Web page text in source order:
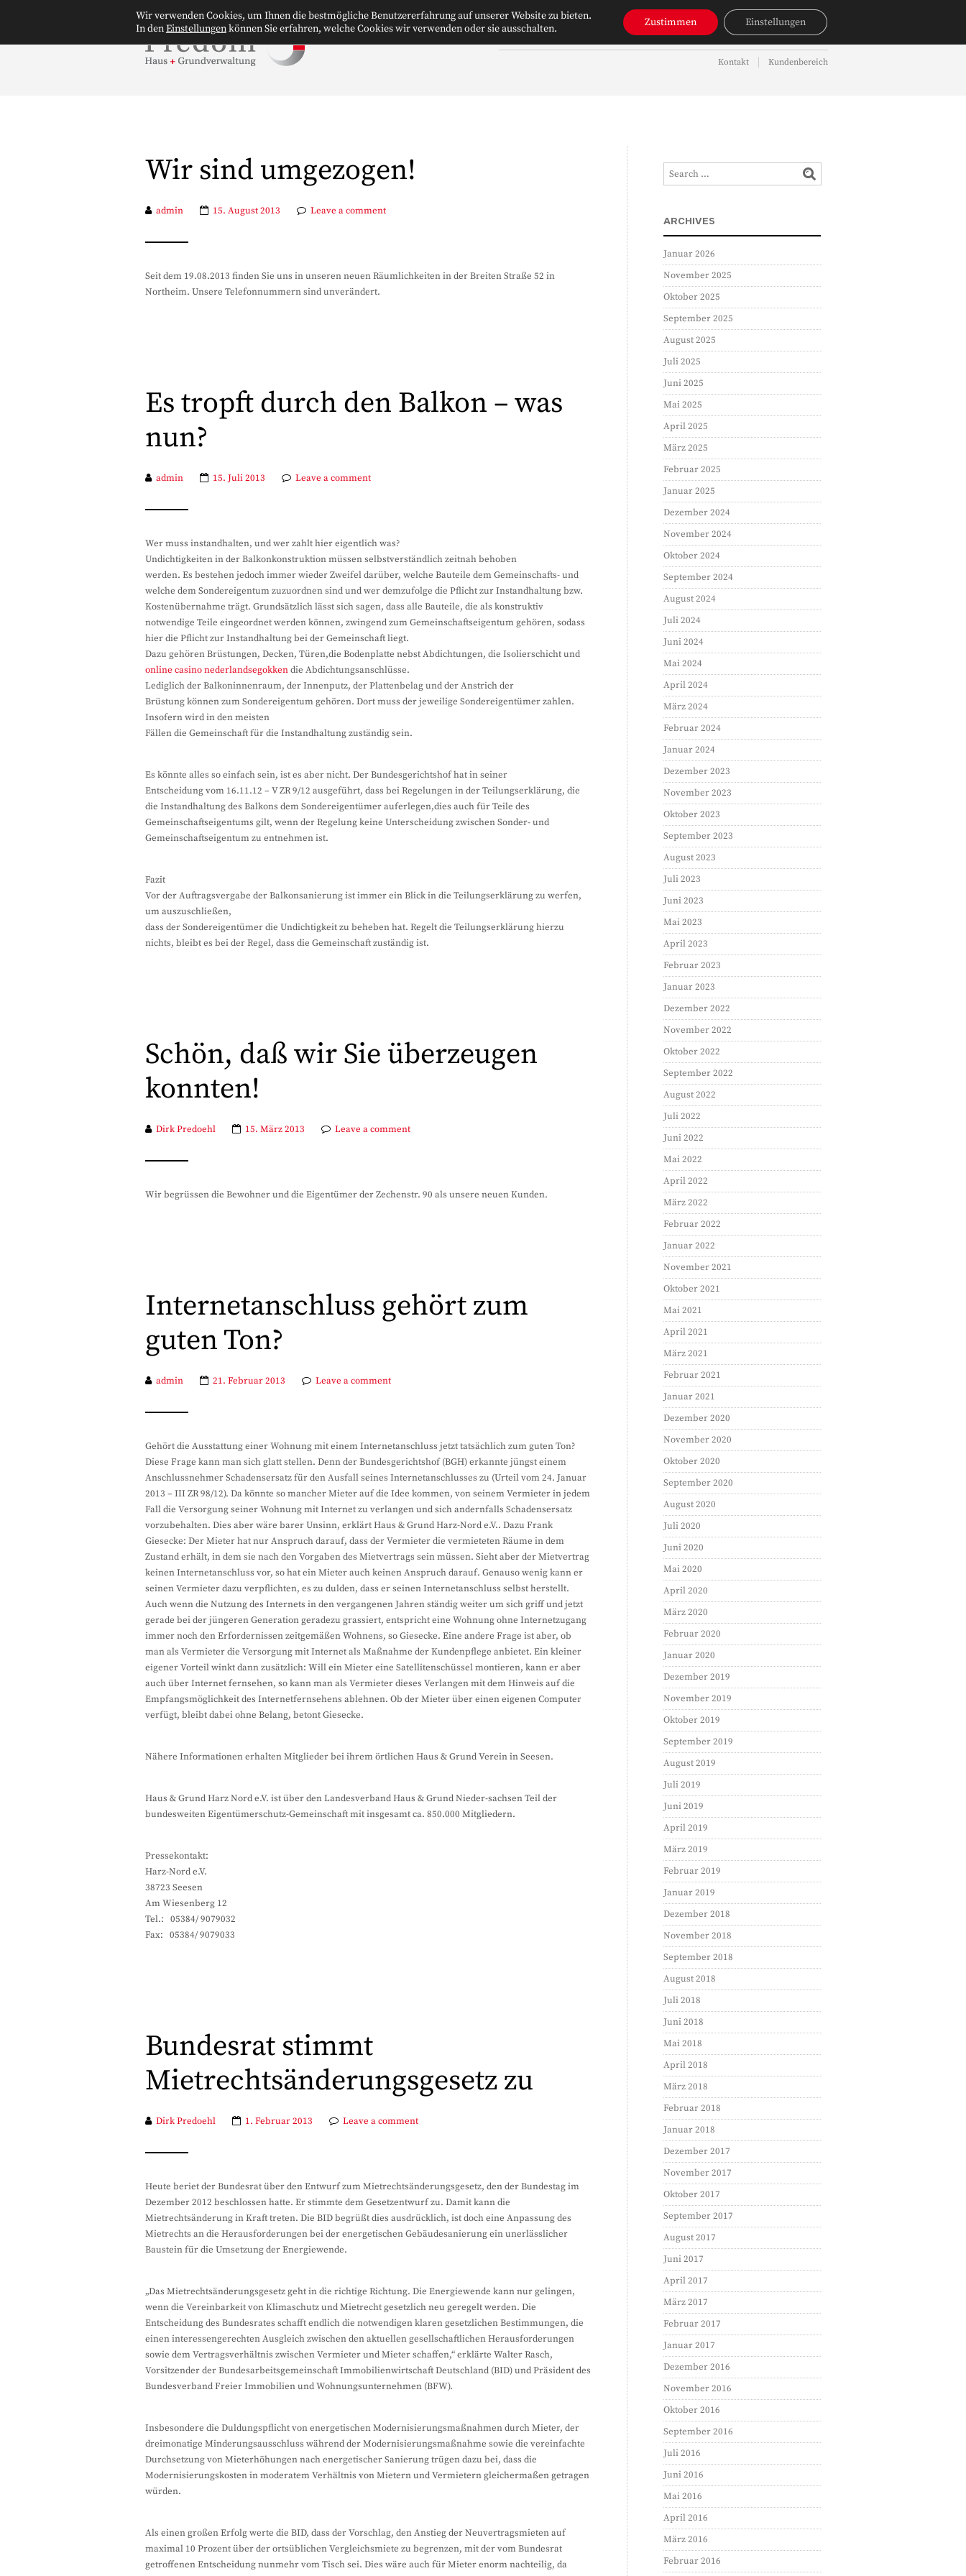
ÜBER UNS OBJEKTSUCHE AKTUELLES
Kontakt Kundenbereich
Wir sind umgezogen!
admin 15. August 2013 Leave a comment
Seit dem 19.08.2013 finden Sie uns in unseren neuen Räumlichkeiten in der Breiten Straße 52 in
Northeim. Unsere Telefonnummern sind unverändert.
Es tropft durch den Balkon – was
nun?
admin 15. Juli 2013 Leave a comment
Wer muss instandhalten, und wer zahlt hier eigentlich was?
Undichtigkeiten in der Balkonkonstruktion müssen selbstverständlich zeitnah behoben
werden. Es bestehen jedoch immer wieder Zweifel darüber, welche Bauteile dem Gemeinschafts- und
welche dem Sondereigentum zuzuordnen sind und wer demzufolge die Pflicht zur Instandhaltung bzw.
Kostenübernahme trägt. Grundsätzlich lässt sich sagen, dass alle Bauteile, die als konstruktiv
notwendige Teile eingeordnet werden können, zwingend zum Gemeinschaftseigentum gehören, sodass
hier die Pflicht zur Instandhaltung bei der Gemeinschaft liegt.
Dazu gehören Brüstungen, Decken, Türen,die Bodenplatte nebst Abdichtungen, die Isolierschicht und
online casino nederlandsegokkendie Abdichtungsanschlüsse.
Lediglich der Balkoninnenraum, der Innenputz, der Plattenbelag und der Anstrich der
Brüstung können zum Sondereigentum gehören. Dort muss der jeweilige Sondereigentümer zahlen.
Insofern wird in den meisten
Fällen die Gemeinschaft für die Instandhaltung zuständig sein.
Es könnte alles so einfach sein, ist es aber nicht. Der Bundesgerichtshof hat in seiner
Entscheidung vom 16.11.12 – V ZR 9/12 ausgeführt, dass bei Regelungen in der Teilungserklärung, die
die Instandhaltung des Balkons dem Sondereigentümer auferlegen,dies auch für Teile des
Gemeinschaftseigentums gilt, wenn der Regelung keine Unterscheidung zwischen Sonder- und
Gemeinschaftseigentum zu entnehmen ist.
Fazit
Vor der Auftragsvergabe der Balkonsanierung ist immer ein Blick in die Teilungserklärung zu werfen,
um auszuschließen,
dass der Sondereigentümer die Undichtigkeit zu beheben hat. Regelt die Teilungserklärung hierzu
nichts, bleibt es bei der Regel, dass die Gemeinschaft zuständig ist.
Schön, daß wir Sie überzeugen
konnten!
Dirk Predoehl 15. März 2013 Leave a comment
Wir begrüssen die Bewohner und die Eigentümer der Zechenstr. 90 als unsere neuen Kunden.
Internetanschluss gehört zum
guten Ton?
admin 21. Februar 2013 Leave a comment
Gehört die Ausstattung einer Wohnung mit einem Internetanschluss jetzt tatsächlich zum guten Ton?
Diese Frage kann man sich glatt stellen. Denn der Bundesgerichtshof (BGH) erkannte jüngst einem
Anschlussnehmer Schadensersatz für den Ausfall seines Internetanschlusses zu (Urteil vom 24. Januar
2013 – III ZR 98/12). Da könnte so mancher Mieter auf die Idee kommen, von seinem Vermieter in jedem
Fall die Versorgung seiner Wohnung mit Internet zu verlangen und sich andernfalls Schadensersatz
vorzubehalten. Dies aber wäre barer Unsinn, erklärt Haus & Grund Harz-Nord e.V.. Dazu Frank
Giesecke: Der Mieter hat nur Anspruch darauf, dass der Vermieter die vermieteten Räume in dem
Zustand erhält, in dem sie nach den Vorgaben des Mietvertrags sein müssen. Sieht aber der Mietvertrag
keinen Internetanschluss vor, so hat ein Mieter auch keinen Anspruch darauf. Genauso wenig kann er
seinen Vermieter dazu verpflichten, es zu dulden, dass er seinen Internetanschluss selbst herstellt.
Auch wenn die Nutzung des Internets in den vergangenen Jahren ständig weiter um sich griff und jetzt
gerade bei der jüngeren Generation geradezu grassiert, entspricht eine Wohnung ohne Internetzugang
immer noch den Erfordernissen zeitgemäßen Wohnens, so Giesecke. Eine andere Frage ist aber, ob
man als Vermieter die Versorgung mit Internet als Maßnahme der Kundenpflege anbietet. Ein kleiner
eigener Vorteil winkt dann zusätzlich: Will ein Mieter eine Satellitenschüssel montieren, kann er aber
auch über Internet fernsehen, so kann man als Vermieter dieses Verlangen mit dem Hinweis auf die
Empfangsmöglichkeit des Internetfernsehens ablehnen. Ob der Mieter über einen eigenen Computer
verfügt, bleibt dabei ohne Belang, betont Giesecke.
Nähere Informationen erhalten Mitglieder bei ihrem örtlichen Haus & Grund Verein in Seesen.
Haus & Grund Harz Nord e.V. ist über den Landesverband Haus & Grund Nieder-sachsen Teil der
bundesweiten Eigentümerschutz-Gemeinschaft mit insgesamt ca. 850.000 Mitgliedern.
Pressekontakt:
Harz-Nord e.V.
38723 Seesen
Am Wiesenberg 12
Tel.: 05384/ 9079032
Fax: 05384/ 9079033
Bundesrat stimmt
Mietrechtsänderungsgesetz zu
Dirk Predoehl 1. Februar 2013 Leave a comment
Heute beriet der Bundesrat über den Entwurf zum Mietrechtsänderungsgesetz, den der Bundestag im
Dezember 2012 beschlossen hatte. Er stimmte dem Gesetzentwurf zu. Damit kann die
Mietrechtsänderung in Kraft treten. Die BID begrüßt dies ausdrücklich, ist doch eine Anpassung des
Mietrechts an die Herausforderungen bei der energetischen Gebäudesanierung ein unerlässlicher
Baustein für die Umsetzung der Energiewende.
„Das Mietrechtsänderungsgesetz geht in die richtige Richtung. Die Energiewende kann nur gelingen,
wenn die Vereinbarkeit von Klimaschutz und Mietrecht gesetzlich neu geregelt werden. Die
Entscheidung des Bundesrates schafft endlich die notwendigen klaren gesetzlichen Bestimmungen, die
einen interessengerechten Ausgleich zwischen den aktuellen gesellschaftlichen Herausforderungen
sowie dem Vertragsverhältnis zwischen Vermieter und Mieter schaffen,“ erklärte Walter Rasch,
Vorsitzender der Bundesarbeitsgemeinschaft Immobilienwirtschaft Deutschland (BID) und Präsident des
Bundesverband Freier Immobilien und Wohnungsunternehmen (BFW).
Insbesondere die Duldungspflicht von energetischen Modernisierungsmaßnahmen durch Mieter, der
dreimonatige Minderungsausschluss während der Modernisierungsmaßnahme sowie die vereinfachte
Durchsetzung von Mieterhöhungen nach energetischer Sanierung trügen dazu bei, dass die
Modernisierungskosten in moderatem Verhältnis von Mietern und Vermietern gleichermaßen getragen
würden.
Als einen großen Erfolg werte die BID, dass der Vorschlag, den Anstieg der Neuvertragsmieten auf
maximal 10 Prozent über der ortsüblichen Vergleichsmiete zu begrenzen, mit der vom Bundesrat
getroffenen Entscheidung nunmehr vom Tisch sei. Dies wäre auch für Mieter enorm nachteilig, da
ARCHIVES
Januar 2026
November 2025
Oktober 2025
September 2025
August 2025
Juli 2025
Juni 2025
Mai 2025
April 2025
März 2025
Februar 2025
Januar 2025
Dezember 2024
November 2024
Oktober 2024
September 2024
August 2024
Juli 2024
Juni 2024
Mai 2024
April 2024
März 2024
Februar 2024
Januar 2024
Dezember 2023
November 2023
Oktober 2023
September 2023
August 2023
Juli 2023
Juni 2023
Mai 2023
April 2023
Februar 2023
Januar 2023
Dezember 2022
November 2022
Oktober 2022
September 2022
August 2022
Juli 2022
Juni 2022
Mai 2022
April 2022
März 2022
Februar 2022
Januar 2022
November 2021
Oktober 2021
Mai 2021
April 2021
März 2021
Februar 2021
Januar 2021
Dezember 2020
November 2020
Oktober 2020
September 2020
August 2020
Juli 2020
Juni 2020
Mai 2020
April 2020
März 2020
Februar 2020
Januar 2020
Dezember 2019
November 2019
Oktober 2019
September 2019
August 2019
Juli 2019
Juni 2019
April 2019
März 2019
Februar 2019
Januar 2019
Dezember 2018
November 2018
September 2018
August 2018
Juli 2018
Juni 2018
Mai 2018
April 2018
März 2018
Februar 2018
Januar 2018
Dezember 2017
November 2017
Oktober 2017
September 2017
August 2017
Juni 2017
April 2017
März 2017
Februar 2017
Januar 2017
Dezember 2016
November 2016
Oktober 2016
September 2016
Juli 2016
Juni 2016
Mai 2016
April 2016
März 2016
Februar 2016
NAVIGATION
Wir verwenden Cookies, um Ihnen die bestmögliche Benutzererfahrung auf unserer Website zu bieten.
In denEinstellungenkönnen Sie erfahren, welche Cookies wir verwenden oder sie ausschalten. Zustimmen Einstellungen